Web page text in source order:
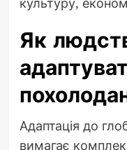
Як
Адаптація до
вимагає